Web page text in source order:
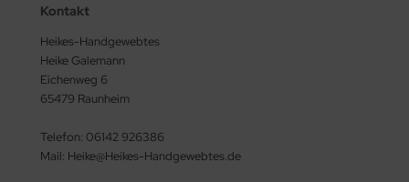
Kontakt
Heikes-Handgewebtes
Heike Galemann
Eichenweg 6
65479 Raunheim
Telefon: 06142 926386
Mail: Heike@Heikes-Handgewebtes.de